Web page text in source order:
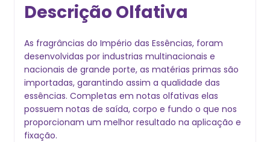
Descrição Olfativa
As fragrâncias do Império das Essências, foram
desenvolvidas por industrias multinacionais e
nacionais de grande porte, as matérias primas são
importadas, garantindo assim a qualidade das
essências. Completas em notas olfativas elas
possuem notas de saída, corpo e fundo o que nos
proporcionam um melhor resultado na aplicação e
fixação.